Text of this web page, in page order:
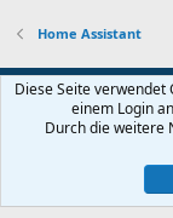
Home Assistant
Default-Theme
Community platform by
Diese Seite verwendet
einem Login
Durch die weitere